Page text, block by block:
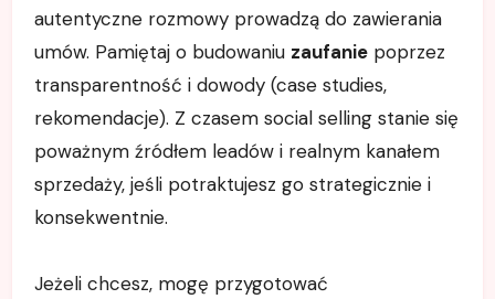
autentyczne rozmowy prowadzą do zawierania
umów. Pamiętaj o budowaniu zaufaniepoprzez
transparentność i dowody (case studies,
rekomendacje). Z czasem social selling stanie się
poważnym źródłem leadów i realnym kanałem
sprzedaży, jeśli potraktujesz go strategicznie i
konsekwentnie.
Jeżeli chcesz, mogę przygotować